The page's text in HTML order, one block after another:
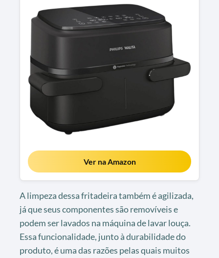
Ver na Amazon
A limpeza dessa fritadeira também é agilizada,
já que seus componentes são removíveis e
podem ser lavados na máquina de lavar louça.
Essa funcionalidade, junto à durabilidade do
produto, é uma das razões pelas quais muitos